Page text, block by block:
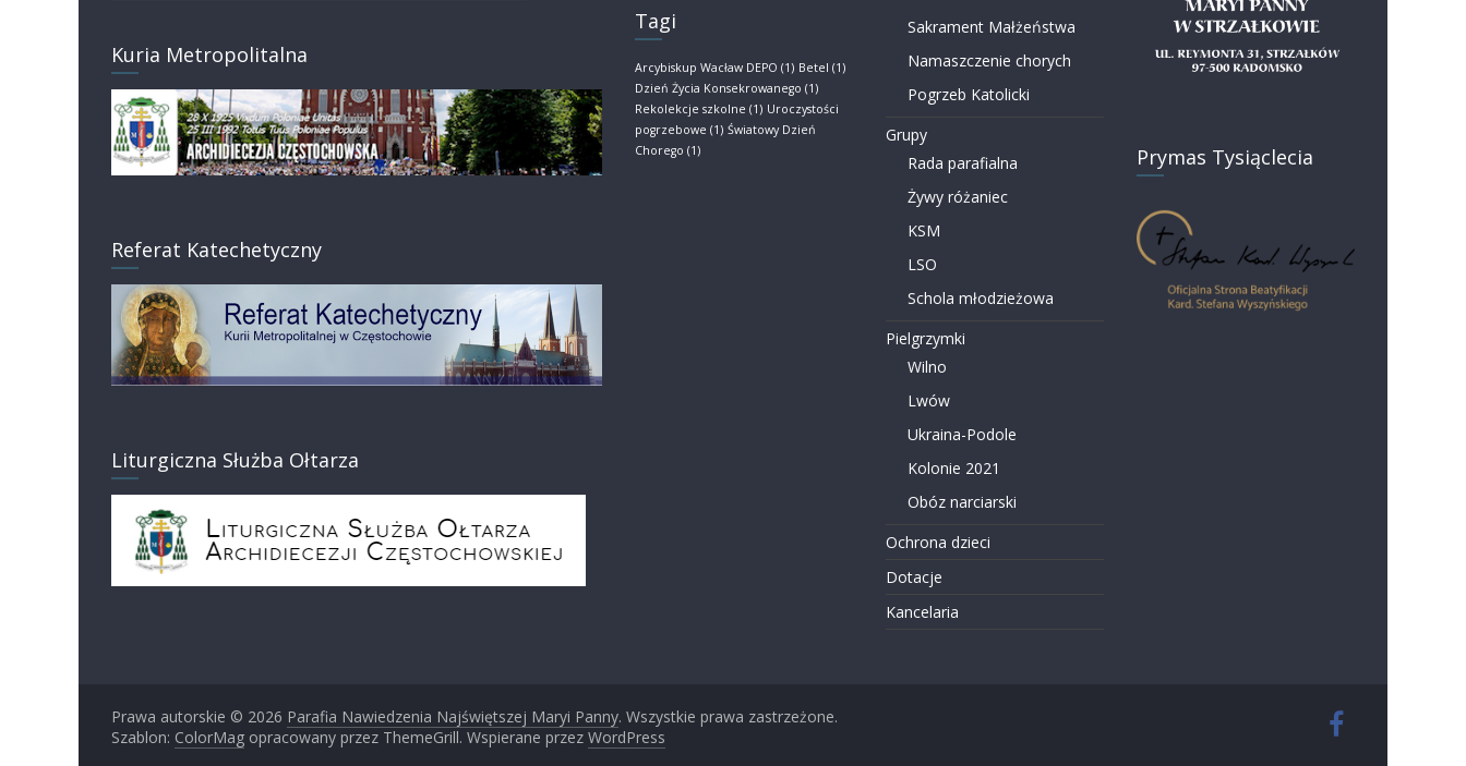
Kuria Metropolitalna
Referat Katechetyczny
Liturgiczna Służba Ołtarza
Tagi
Arcybiskup Wacław DEPO (1) Betel (1)
Dzień Życia Konsekrowanego (1)
Rekolekcje szkolne (1) Uroczystości
pogrzebowe (1) Światowy Dzień
Chorego (1)
Sakrament Małżeństwa
Namaszczenie chorych
Pogrzeb Katolicki
Grupy
Rada parafialna
Żywy różaniec
KSM
LSO
Schola młodzieżowa
Pielgrzymki
Wilno
Lwów
Ukraina-Podole
Kolonie 2021
Obóz narciarski
Ochrona dzieci
Dotacje
Kancelaria
Prymas Tysiąclecia
Prawa autorskie © 2026 Parafia Nawiedzenia Najświętszej Maryi Panny. Wszystkie prawa zastrzeżone.
Szablon: ColorMag opracowany przez ThemeGrill. Wspierane przez WordPress